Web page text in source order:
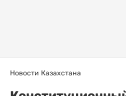
Новости Казахстана